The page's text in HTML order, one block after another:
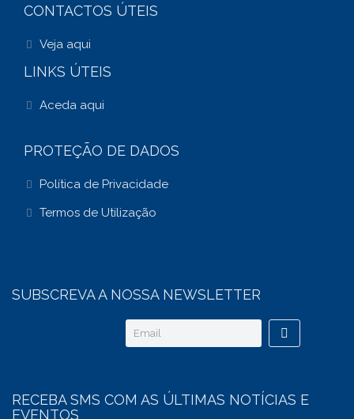
CONTACTOS ÚTEIS
Veja aqui
LINKS ÚTEIS
Aceda aqui
PROTEÇÃO DE DADOS
Política de Privacidade
Termos de Utilização
SUBSCREVA A NOSSA NEWSLETTER
RECEBA SMS COM AS ÚLTIMAS NOTÍCIAS E
EVENTOS